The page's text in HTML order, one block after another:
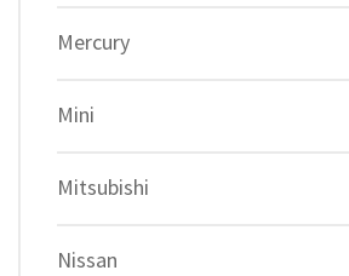
Mercury
Mini
Mitsubishi
Nissan